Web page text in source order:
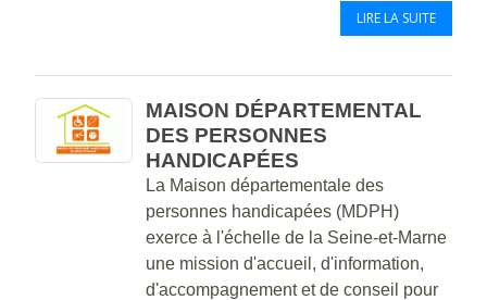
LIRE LA SUITE
MAISON DÉPARTEMENTAL
DES PERSONNES
HANDICAPÉES
La Maison départementale des
personnes handicapées (MDPH)
exerce à l'échelle de la Seine-et-Marne
une mission d'accueil, d'information,
d'accompagnement et de conseil pour